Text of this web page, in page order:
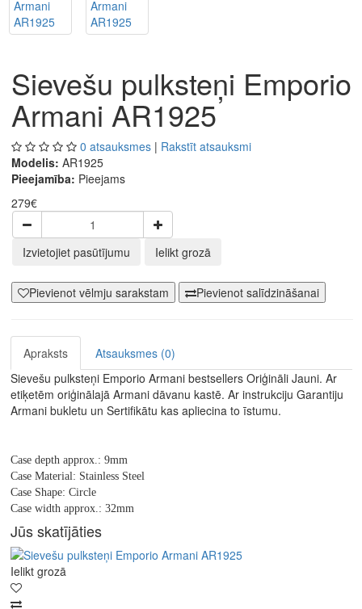
Sievešu pulksteņi Emporio
Armani AR1925
0 atsauksmes | Rakstīt atsauksmi
Modelis: AR1925
Pieejamība: Pieejams
279€
Izvietojiet pasūtījumu Ielikt grozā
Pievienot vēlmju sarakstam Pievienot salīdzināšanai
Apraksts
Atsauksmes (0)
Sievešu pulksteņi Emporio Armani bestsellers Oriģināli Jauni. Ar
etiķetēm oriģinālajā Armani dāvanu kastē. Ar instrukciju Garantiju
Armani bukletu un Sertifikātu kas apliecina to īstumu.
Case depth approx.: 9mm
Case Material: Stainless Steel
Case Shape: Circle
Case width approx.: 32mm
Jūs skatījāties
Ielikt grozā